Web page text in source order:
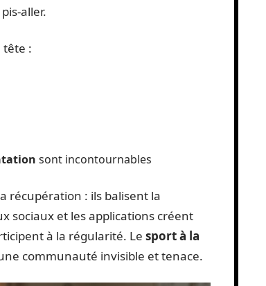
aller.
tête :
sont incontournables
récupération : ils balisent la
sociaux et les applications créent
à la régularité. Le sport à la
communauté invisible et tenace.